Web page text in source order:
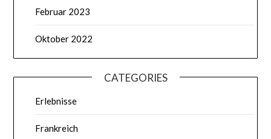
Februar 2023
Oktober 2022
CATEGORIES
Erlebnisse
Frankreich